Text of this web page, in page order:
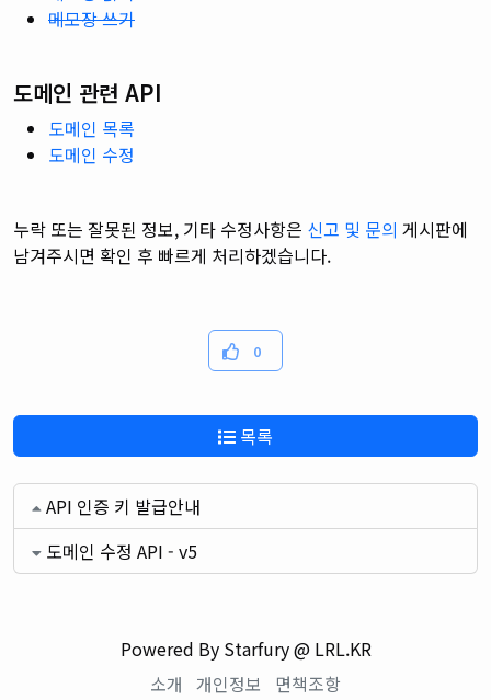
메모장 쓰기
도메인 관련 API
도메인 목록
도메인 수정
누락 또는 잘못된 정보, 기타 수정사항은 신고 및 문의 게시판에
남겨주시면 확인 후 빠르게 처리하겠습니다.
0
목록
API 인증 키 발급안내
도메인 수정 API - v5
Powered By Starfury @ LRL.KR
소개 개인정보 면책조항